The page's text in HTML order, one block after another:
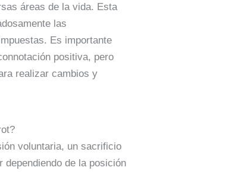
áreas de la vida. Esta
las
Es importante
positiva, pero
realizar cambios y
voluntaria, un sacrificio
dependiendo de la posición